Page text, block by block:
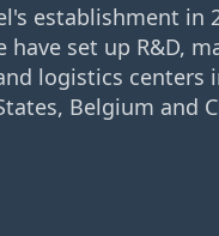
establishment in
have set up R&D,
logistics centers
Belgium and